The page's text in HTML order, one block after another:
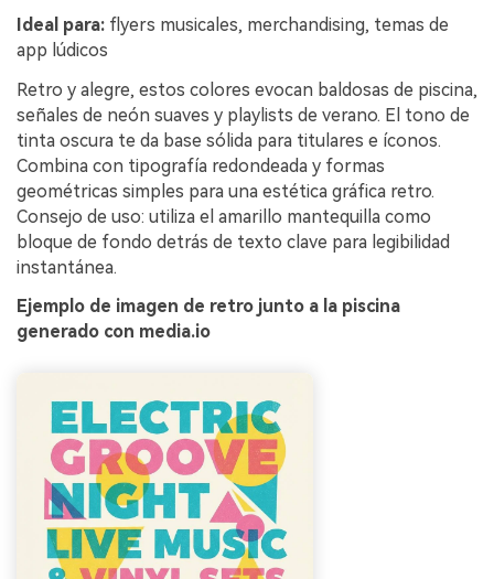
Ideal para: flyers musicales, merchandising, temas de
app lúdicos
Retro y alegre, estos colores evocan baldosas de piscina,
señales de neón suaves y playlists de verano. El tono de
tinta oscura te da base sólida para titulares e íconos.
Combina con tipografía redondeada y formas
geométricas simples para una estética gráfica retro.
Consejo de uso: utiliza el amarillo mantequilla como
bloque de fondo detrás de texto clave para legibilidad
instantánea.
Ejemplo de imagen de retro junto a la piscina
generado con media.io